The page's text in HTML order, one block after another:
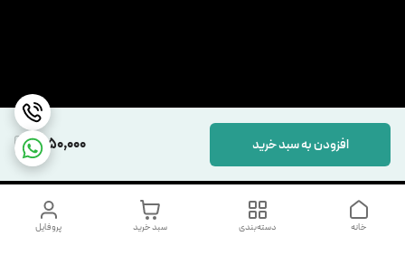
9,150,000 افزودن به سبد خرید
پروفایل سبد خرید دسته‌بندی خانه